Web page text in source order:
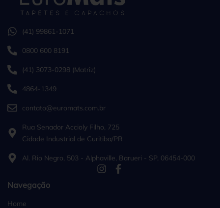
(41) 99861-1071
0800 600 8191
(41) 3073-0298 (Matriz)
4864-1349
contato@euromats.com.br
Rua Senador Accioly Filho, 725
Cidade Industrial de Curitiba/PR
Al. Rio Negro, 503 - Alphaville, Barueri - SP, 06454-000
Navegação
Home